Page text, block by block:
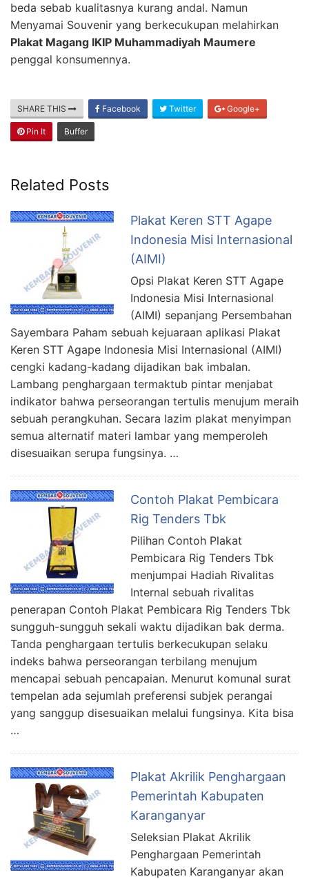
beda sebab kualitasnya kurang andal. Namun
Menyamai Souvenir yang berkecukupan melahirkan
Plakat Magang IKIP Muhammadiyah Maumere
penggal konsumennya.
SHARE THIS Facebook Twitter Google+
Pin It Buffer
Related Posts
Plakat Keren STT Agape
Indonesia Misi Internasional
(AIMI)
Opsi Plakat Keren STT Agape
Indonesia Misi Internasional
(AIMI) sepanjang Persembahan
Sayembara Paham sebuah kejuaraan aplikasi Plakat
Keren STT Agape Indonesia Misi Internasional (AIMI)
cengki kadang-kadang dijadikan bak imbalan.
Lambang penghargaan termaktub pintar menjabat
indikator bahwa perseorangan tertulis menujum meraih
sebuah perangkuhan. Secara lazim plakat menyimpan
semua alternatif materi lambar yang memperoleh
disesuaikan serupa fungsinya. …
Contoh Plakat Pembicara
Rig Tenders Tbk
Pilihan Contoh Plakat
Pembicara Rig Tenders Tbk
menjumpai Hadiah Rivalitas
Internal sebuah rivalitas
penerapan Contoh Plakat Pembicara Rig Tenders Tbk
sungguh-sungguh sekali waktu dijadikan bak derma.
Tanda penghargaan tertulis berkecukupan selaku
indeks bahwa perseorangan terbilang menujum
mencapai sebuah pencapaian. Menurut komunal surat
tempelan ada sejumlah preferensi subjek perangai
yang sanggup disesuaikan melalui fungsinya. Kita bisa
…
Plakat Akrilik Penghargaan
Pemerintah Kabupaten
Karanganyar
Seleksian Plakat Akrilik
Penghargaan Pemerintah
Kabupaten Karanganyar akan